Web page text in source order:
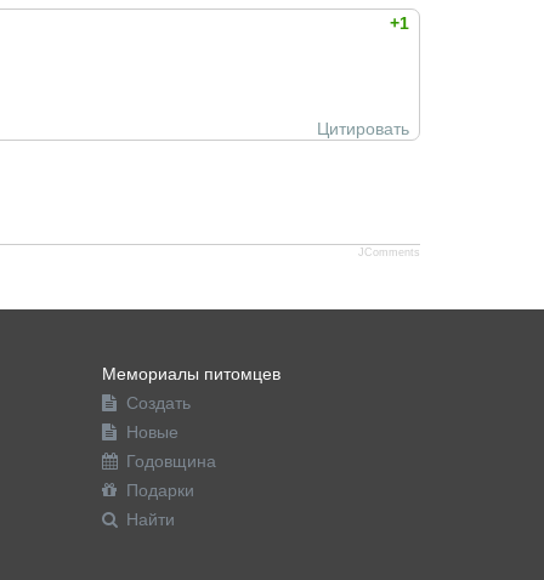
+1
Цитировать
JComments
Мемориалы питомцев
Создать
Новые
Годовщина
Подарки
Найти